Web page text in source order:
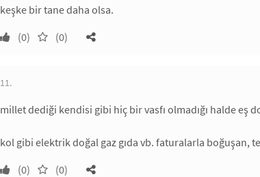
keşke bir tane daha olsa.
(0)
(0)
11.
millet dediği kendisi gibi hiç bir vasfı olmadığı halde eş
kol gibi elektrik doğal gaz gıda vb. faturalarla boğuşan,
(0)
(0)